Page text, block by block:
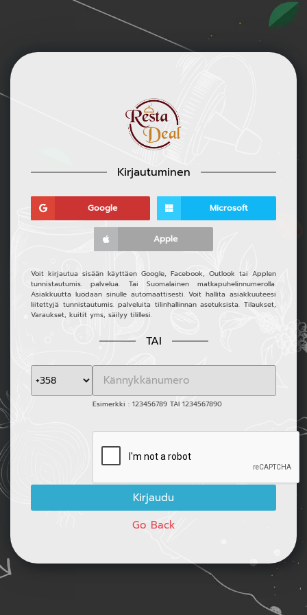
Kirjautuminen
Google Microsoft
Apple
Voit kirjautua sisään käyttäen Google, Facebook, Outlook tai Applen
tunnistautumis. palvelua. Tai Suomalainen matkapuhelinnumerolla.
Asiakkuutta luodaan sinulle automaattisesti. Voit hallita asiakkuuteesi
liitettyjä tunnistautumis. palveluita tilinhallinnan asetuksista. Tilaukset,
Varaukset, kuitit yms, säilyy tilillesi.
TAI
Esimerkki : 123456789 TAI 1234567890
Go Back